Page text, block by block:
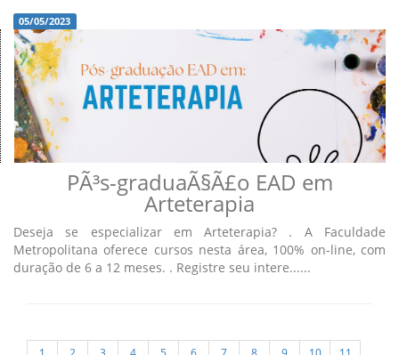
05/05/2023
PÃ³s-graduaÃ§Ã£o EAD em
Arteterapia
Deseja se especializar em Arteterapia? . A Faculdade
Metropolitana oferece cursos nesta área, 100% on-line, com
duração de 6 a 12 meses. . Registre seu intere......